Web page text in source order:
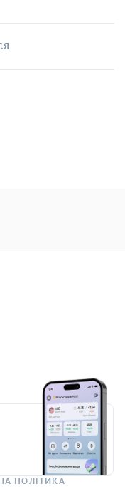
ПОЛІТИКА